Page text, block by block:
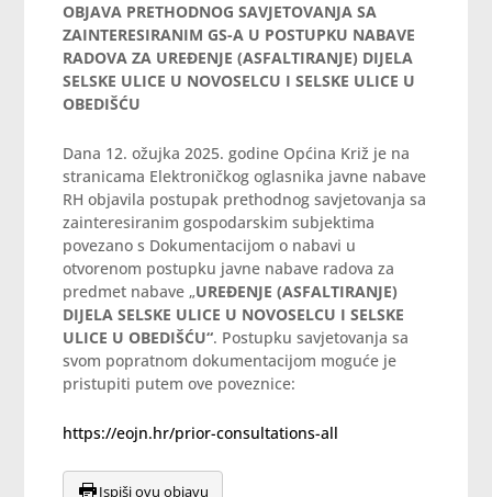
OBJAVA PRETHODNOG SAVJETOVANJA SA
ZAINTERESIRANIM GS-A U POSTUPKU NABAVE
RADOVA ZA UREĐENJE (ASFALTIRANJE) DIJELA
SELSKE ULICE U NOVOSELCU I SELSKE ULICE U
OBEDIŠĆU
Dana 12. ožujka 2025. godine Općina Križ je na
stranicama Elektroničkog oglasnika javne nabave
RH objavila postupak prethodnog savjetovanja sa
zainteresiranim gospodarskim subjektima
povezano s Dokumentacijom o nabavi u
otvorenom postupku javne nabave radova za
predmet nabave „UREĐENJE (ASFALTIRANJE)
DIJELA SELSKE ULICE U NOVOSELCU I SELSKE
ULICE U OBEDIŠĆU“. Postupku savjetovanja sa
svom popratnom dokumentacijom moguće je
pristupiti putem ove poveznice:
https://eojn.hr/prior-consultations-all
Ispiši ovu objavu